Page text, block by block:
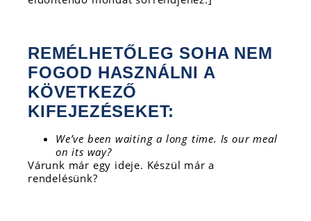
REMÉLHETŐLEG SOHA NEM
FOGOD HASZNÁLNI A
KÖVETKEZŐ
KIFEJEZÉSEKET:
We’ve been waiting a long time. Is our meal
on its way?
Várunk már egy ideje. Készül már a
rendelésünk?